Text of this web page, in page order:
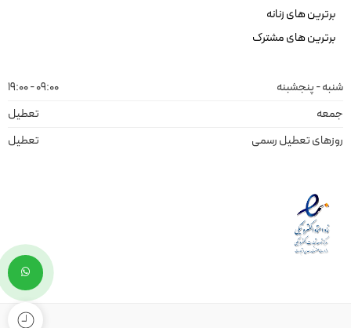
برترین های زنانه
برترین های مشترک
شنبه - پنجشبنه
09:00 - 19:00
جمعه
تعطیل
روزهای تعطیل رسمی
تعطیل